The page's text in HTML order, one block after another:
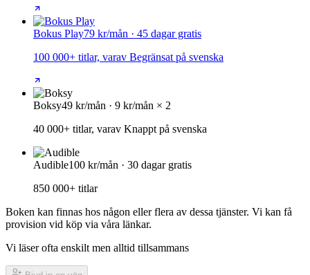
Bokus Play79 kr/mån · 45 dagar gratis
100 000+ titlar, varav Begränsat på svenska
Boksy49 kr/mån · 9 kr/mån × 2
40 000+ titlar, varav Knappt på svenska
Audible100 kr/mån · 30 dagar gratis
850 000+ titlar
Boken kan finnas hos någon eller flera av dessa tjänster. Vi kan få
provision vid köp via våra länkar.
Vi läser ofta enskilt men alltid tillsammans